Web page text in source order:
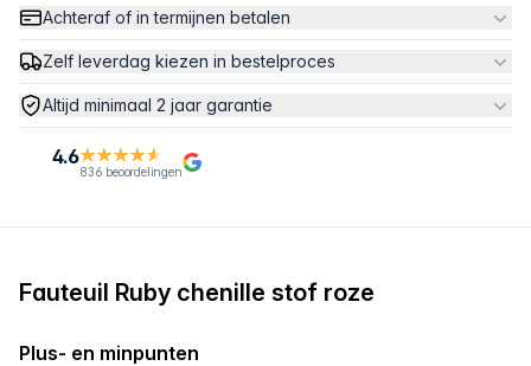
Achteraf of in termijnen betalen
Zelf leverdag kiezen in bestelproces
Altijd minimaal 2 jaar garantie
4.6
836 beoordelingen
Fauteuil Ruby chenille stof roze
Plus- en minpunten